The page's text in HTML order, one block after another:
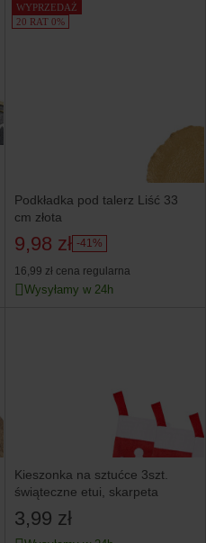
WYPRZEDAŻ
20 RAT 0%
Podkładka pod talerz Liść 33
cm złota
9,98 zł -41%
16,99 zł cena regularna
Wysyłamy w 24h
Kieszonka na sztućce 3szt.
świąteczne etui, skarpeta
3,99 zł